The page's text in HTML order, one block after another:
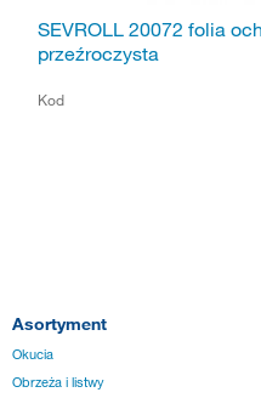
SEVROLL 20072 folia
przeźroczysta
Kod
Asortyment
Okucia
Obrzeża i listwy